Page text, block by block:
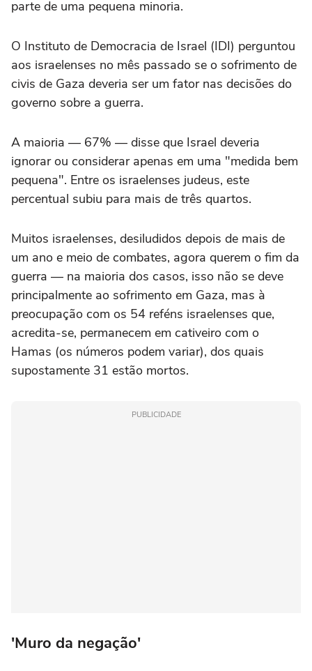
parte de uma pequena minoria.
O Instituto de Democracia de Israel (IDI) perguntou
aos israelenses no mês passado se o sofrimento de
civis de Gaza deveria ser um fator nas decisões do
governo sobre a guerra.
A maioria — 67% — disse que Israel deveria
ignorar ou considerar apenas em uma "medida bem
pequena". Entre os israelenses judeus, este
percentual subiu para mais de três quartos.
Muitos israelenses, desiludidos depois de mais de
um ano e meio de combates, agora querem o fim da
guerra — na maioria dos casos, isso não se deve
principalmente ao sofrimento em Gaza, mas à
preocupação com os 54 reféns israelenses que,
acredita-se, permanecem em cativeiro com o
Hamas (os números podem variar), dos quais
supostamente 31 estão mortos.
PUBLICIDADE
'Muro da negação'